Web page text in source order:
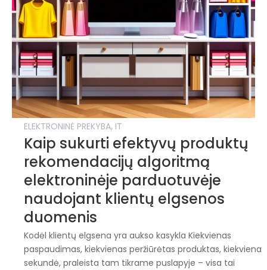
ELEKTRONINĖ PREKYBA, IT
Kaip sukurti efektyvų produktų
rekomendacijų algoritmą
elektroninėje parduotuvėje
naudojant klientų elgsenos
duomenis
Kodėl klientų elgsena yra aukso kasykla Kiekvienas
paspaudimas, kiekvienas peržiūrėtas produktas, kiekviena
sekundė, praleista tam tikrame puslapyje – visa tai